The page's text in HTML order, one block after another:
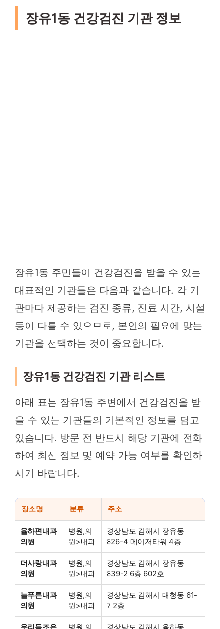
장유1동 건강검진 기관 정보
장유1동 주민들이 건강검진을 받을 수 있는
대표적인 기관들은 다음과 같습니다. 각 기
관마다 제공하는 검진 종류, 진료 시간, 시설
등이 다를 수 있으므로, 본인의 필요에 맞는
기관을 선택하는 것이 중요합니다.
장유1동 건강검진 기관 리스트
아래 표는 장유1동 주변에서 건강검진을 받
을 수 있는 기관들의 기본적인 정보를 담고
있습니다. 방문 전 반드시 해당 기관에 전화
하여 최신 정보 및 예약 가능 여부를 확인하
시기 바랍니다.
장소명 분류 주소
율하편내과
의원
병원,의
원>내과
경상남도 김해시 장유동
826-4 메이저타워 4층
더사랑내과
의원
병원,의
원>내과
경상남도 김해시 장유동
839-2 6층 602호
늘푸른내과
의원
병원,의
원>내과
경상남도 김해시 대청동 61-
7 2층
우리들조은
병원,의
경상남도 김해시 율하동